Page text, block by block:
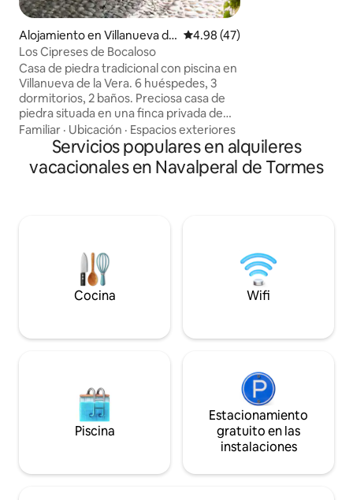
Alojamiento en Villanueva de
la Vera
Calificación promedio: 4.98 de
4.98 (47)
Los Cipreses de Bocaloso
Casa de piedra tradicional con piscina en
Villanueva de la Vera. 6 huéspedes, 3
dormitorios, 2 baños. Preciosa casa de
piedra situada en una finca privada de
nuestro haras de caballos españoles
puros de 16 hectáreas, con
impresionantes vistas a las montañas de
Gredos. Una cómoda sala de
sombra con vistas al valle. Se pueden
organizar paseos a caballo en la zona.
Familiar · Ubicación · Espacios exteriores
Servicios populares en alquileres
vacacionales en Navalperal de Tormes
Cocina Wifi
Piscina
Estacionamiento
gratuito en las
instalaciones